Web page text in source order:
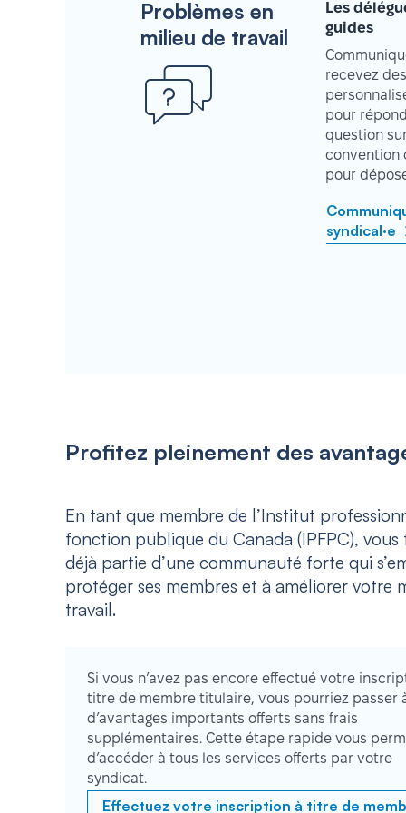
Problèmes en
milieu de travail
Les
guides
recevez
pour
question
convention
pour
syndical·e
Profitez pleinement des
En tant que membre de l’Institut
fonction publique du Canada (IPFPC), vous
déjà partie d’une communauté forte qui
protéger ses membres et à améliorer votre
travail.
Si vous n’avez pas encore effectué votre
titre de membre titulaire, vous pourriez passer
d’avantages importants offerts sans frais
supplémentaires. Cette étape rapide vous
d’accéder à tous les services offerts par votre
syndicat.
Effectuez votre inscription à titre de